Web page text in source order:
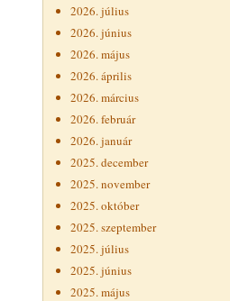
2026. július
2026. június
2026. május
2026. április
2026. március
2026. február
2026. január
2025. december
2025. november
2025. október
2025. szeptember
2025. július
2025. június
2025. május